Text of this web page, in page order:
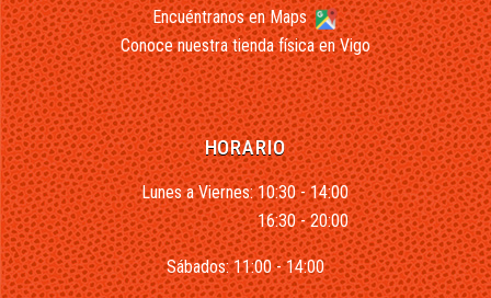
Encuéntranos en Maps
Conoce nuestra tienda física en Vigo
HORARIO
Lunes a Viernes: 10:30 - 14:00
16:30 - 20:00
Sábados: 11:00 - 14:00